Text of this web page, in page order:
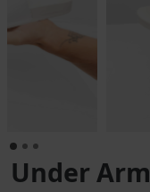
Under